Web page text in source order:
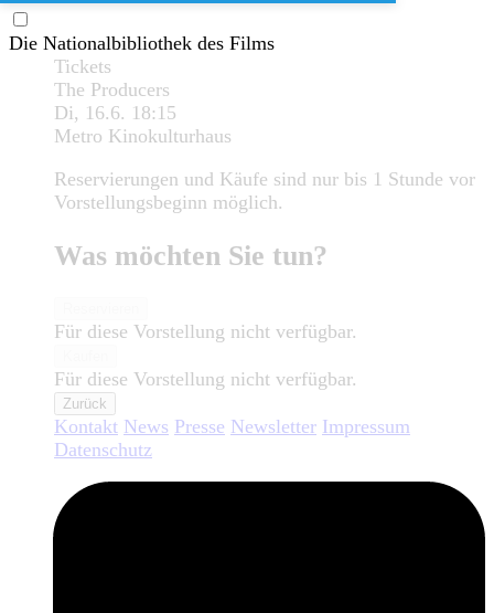
Die Nationalbibliothek des Films
Tickets
The Producers
Di, 16.6. 18:15
Metro Kinokulturhaus
Reservierungen und Käufe sind nur bis 1 Stunde vor
Vorstellungsbeginn möglich.
Was möchten Sie tun?
Für diese Vorstellung nicht verfügbar.
Für diese Vorstellung nicht verfügbar.
Zurück
Kontakt News Presse Newsletter Impressum
Datenschutz